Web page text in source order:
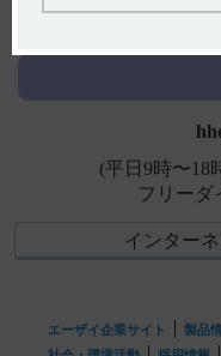
【メチコバール・注
(平日9時〜
フリー
インター
エーザイ企業サイト 製品